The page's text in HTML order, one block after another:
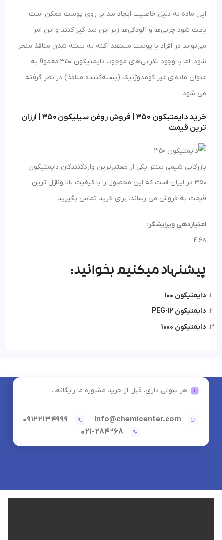
این ماده به دلیل خاصیت ایجاد سد بر روی پوست ممکن است
باعث شود چربی‌ها و آلودگی‌ها زیر این سد گیر کنند و این امر
می‌تواند در افراد با پوست مستعد آکنه به بسته شدن منافذ منجر
شود​​. اما با وجود نگرانی‌های موجود، دایمتیکون 350 معمولاً به
عنوان ماده‌ای غیر کومدوژنیک (بسته‌کننده منافذ) در نظر گرفته
می‌ شود.
خرید دایمتیکون 350 | فروش روغن سیلیکون 350 | ارزان
ترین قیمت
بازرگانی شیمی سنتر یکی از معتبرترین واردکنندگان دایمتیکون
350 در ایران است که این محصول را با کیفیت بالا ونازل ترین
قیمت به فروش می رساند. برای خرید تماس بگیرید
امتیازدهی ویرایشگر:
4.68
پیشنهاد میکنیم بخوانید:
دایمتیکون 100
دایمتیکون PEG-12
دایمتیکون 1000
هر سوالی داری، قبل از خرید مشاوره ما رایگانه...
Info@chemicenter.com
09122134999
021-284268